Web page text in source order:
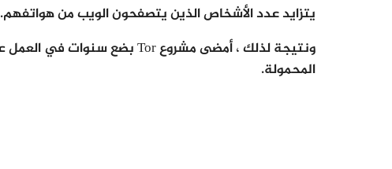
يتزايد عدد الأشخاص الذين يتصفحون الويب من هواتفهم.
المحمولة.